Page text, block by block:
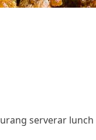
serverar lunch